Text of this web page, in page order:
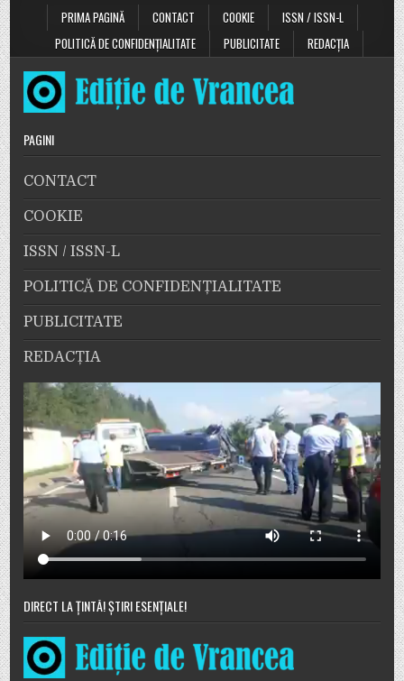
PRIMA PAGINĂ
CONTACT COOKIE
ISSN / ISSN-L
POLITICĂ DE CONFIDENȚIALITATE
PUBLICITATE REDACȚIA
PAGINI
CONTACT
COOKIE
ISSN / ISSN-L
POLITICĂ DE CONFIDENȚIALITATE
PUBLICITATE
REDACȚIA
DIRECT LA ȚINTĂ! ȘTIRI ESENȚIALE!